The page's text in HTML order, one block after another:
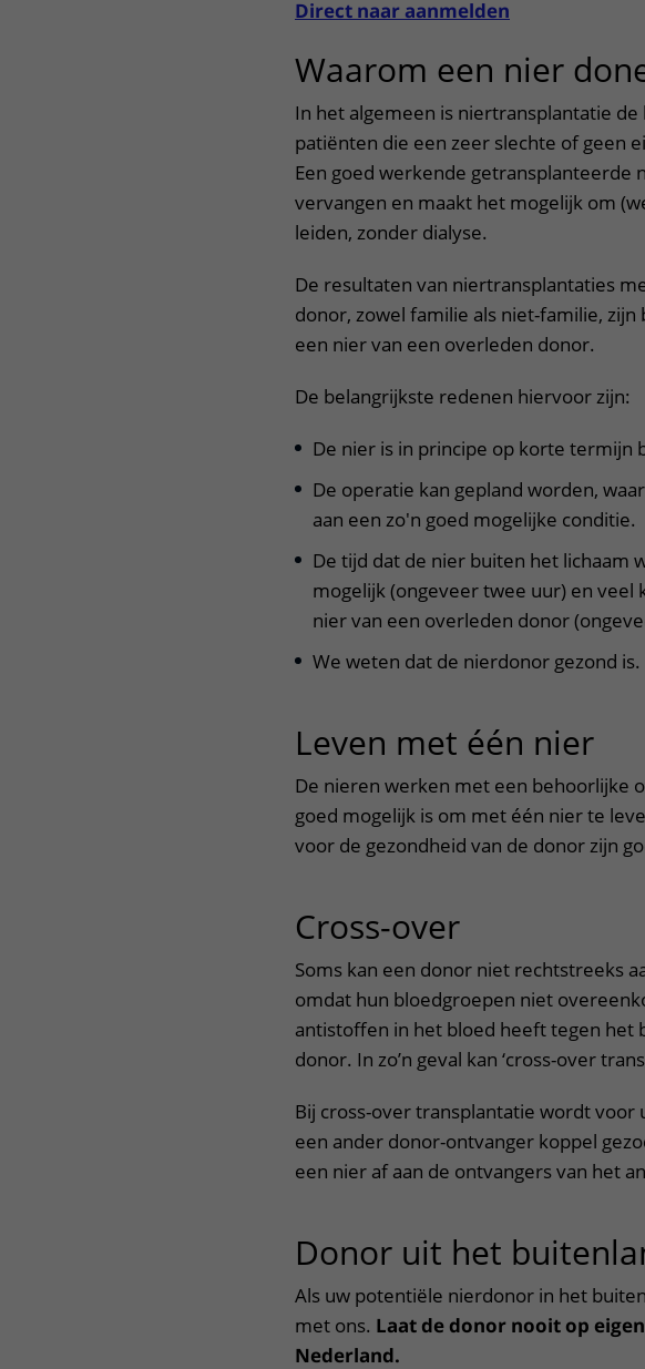
Bezoektijden
Wijzigen patiëntgegevens
Direct naar aanmelden
Waarom een nier
In het algemeen is niertransplantatie
patiënten die een zeer slechte of geen
Een goed werkende getransplanteerde
vervangen en maakt het mogelijk om
leiden, zonder dialyse.
De resultaten van niertransplantaties
donor, zowel familie als niet-familie,
een nier van een overleden donor.
De belangrijkste redenen hiervoor zijn:
De nier is in principe op korte termijn
De operatie kan gepland worden,
aan een zo'n goed mogelijke conditie.
De tijd dat de nier buiten het lichaam
mogelijk (ongeveer twee uur) en veel
nier van een overleden donor
We weten dat de nierdonor gezond is.
Leven met één nier
De nieren werken met een behoorlijke
goed mogelijk is om met één nier te
voor de gezondheid van de donor zijn
Cross-over
Soms kan een donor niet rechtstreeks
omdat hun bloedgroepen niet
antistoffen in het bloed heeft tegen het
donor. In zo’n geval kan ‘cross-over
Bij cross-over transplantatie wordt voor
een ander donor-ontvanger koppel
een nier af aan de ontvangers van het
Donor uit het
Als uw potentiële nierdonor in het
met ons. Laat de donor nooit op
Nederland.